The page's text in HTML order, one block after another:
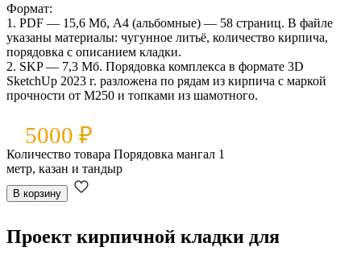
Формат:
1. PDF — 15,6 Мб, А4 (альбомные) — 58 страниц. В файле
указаны материалы: чугунное литьё, количество кирпича,
порядовка с описанием кладки.
2. SKP — 7,3 Мб. Порядовка комплекса в формате 3D
SketchUp 2023 г. разложена по рядам из кирпича с маркой
прочности от М250 и топками из шамотного.
5000 ₽
Количество товара Порядовка мангал 1
метр, казан и тандыр
В корзину
Проект кирпичной кладки для